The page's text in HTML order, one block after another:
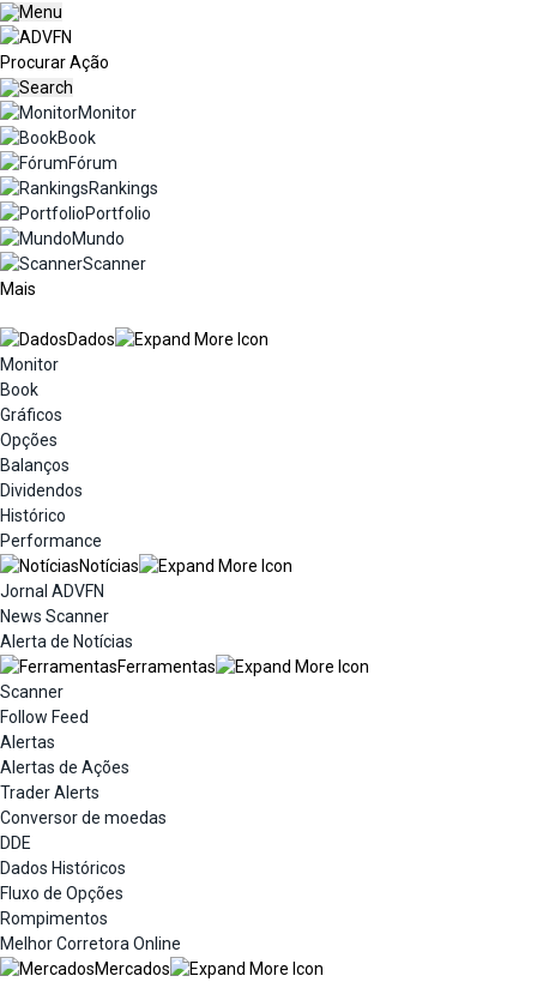
Monitor
Book
Fórum
Rankings
Portfolio
Mundo
Scanner
Mais
Dados
Monitor
Book
Gráficos
Opções
Balanços
Dividendos
Histórico
Performance
Notícias
Jornal ADVFN
News Scanner
Alerta de Notícias
Ferramentas
Scanner
Follow Feed
Alertas
Alertas de Ações
Trader Alerts
Conversor de moedas
DDE
Dados Históricos
Fluxo de Opções
Rompimentos
Melhor Corretora Online
Mercados